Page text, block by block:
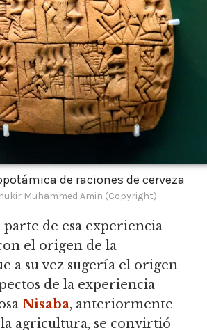
de raciones de cerveza
Muhammed Amin (Copyright)
de esa experiencia
el origen de la
a su vez sugería el origen
de la experiencia
Nisaba, anteriormente
agricultura, se convirtió